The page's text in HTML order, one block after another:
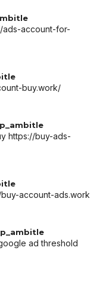
ads-account-for-
buy.work/
https://buy-ads-
account-ads.work
ad threshold